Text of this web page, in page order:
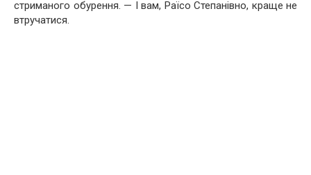
стриманого обурення. — І вам, Раїсо Степанівно, краще не
втручатися.